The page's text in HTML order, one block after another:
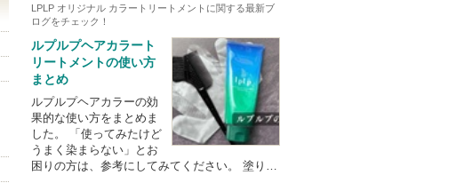
LPLP オリジナル カラートリートメント に関する最新ブ
ログをチェック！
ルプルプヘアカラート
リートメントの使い方
まとめ
ルプルプヘアカラーの効
果的な使い方をまとめま
した。 「使ってみたけど
うまく染まらない」とお
困りの方は、参考にしてみてください。 塗り…